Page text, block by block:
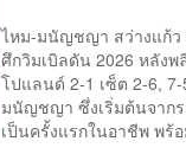
ไหม-มนัญชญา สว่างแก้ว
ศึกวิมเบิลดัน 2026 หลัง
โปแลนด์ 2-1 เซ็ต 2-6,
มนัญชญา ซึ่งเริ่มต้นจาก
เป็นครั้งแรกในอาชีพ พร้